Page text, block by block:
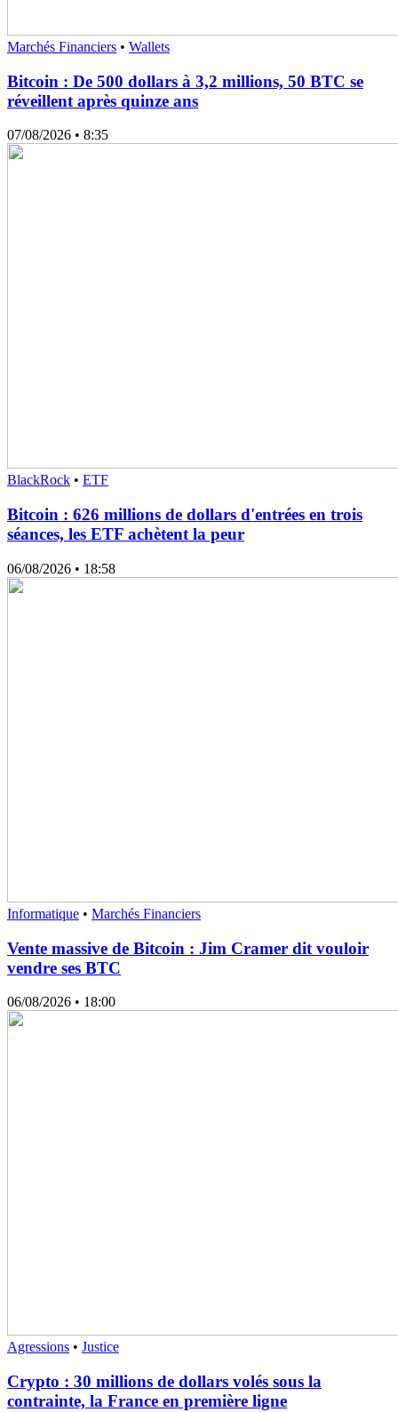
Marchés Financiers • Wallets
Bitcoin : De 500 dollars à 3,2 millions, 50 BTC se
réveillent après quinze ans
07/08/2026 • 8:35
BlackRock • ETF
Bitcoin : 626 millions de dollars d'entrées en trois
séances, les ETF achètent la peur
06/08/2026 • 18:58
Informatique • Marchés Financiers
Vente massive de Bitcoin : Jim Cramer dit vouloir
vendre ses BTC
06/08/2026 • 18:00
Agressions • Justice
Crypto : 30 millions de dollars volés sous la
contrainte, la France en première ligne